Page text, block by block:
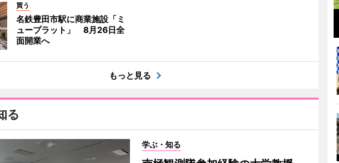
買う
名鉄豊田市駅に商業施設「ミ
ュープラット」 8月26日全
面開業へ
もっと見る
る
学ぶ・知る